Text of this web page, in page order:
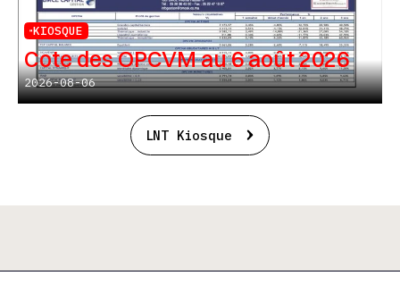
KIOSQUE
Cote des OPCVM au 6 août 2026
2026-08-06
LNT Kiosque